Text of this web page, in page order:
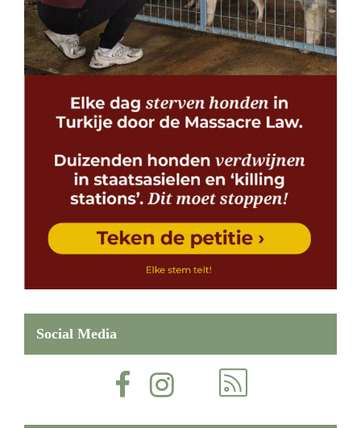
Social Media